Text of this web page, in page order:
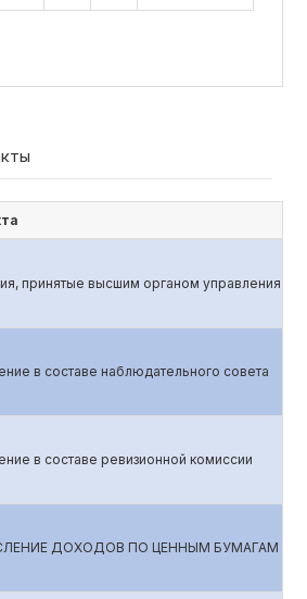
принятые высшим органом управления
в составе наблюдательного совета
в составе ревизионной комиссии
ДОХОДОВ ПО ЦЕННЫМ БУМАГАМ